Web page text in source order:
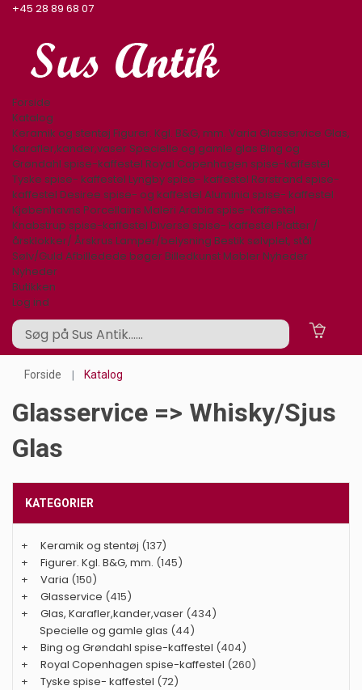
+45 28 89 68 07
Forside
Katalog
Keramik og stentøj Figurer. Kgl. B&G, mm. Varia Glasservice Glas,
Karafler,kander,vaser Specielle og gamle glas Bing og
Grøndahl spise-kaffestel Royal Copenhagen spise-kaffestel
Tyske spise- kaffestel Lyngby spise- kaffestel Rørstrand spise-
kaffestel Desiree spise- og kaffestel Aluminia spise- kaffestel
Kjøbenhavns Porcellains Maleri Arabia spise-kaffestel
Knabstrup spise-kaffestel Diverse spise- kaffestel Platter /
årsklokker/ Årskrus Lamper/belysning Bestik sølvplet, stål
Sølv/Guld Afbilledede bøger Billedkunst Møbler Nyheder
Nyheder
Butikken
Log ind
Forside Katalog
Glasservice => Whisky/sjus
Glas
KATEGORIER
+ Keramik og stentøj (137)
+
Figurer. Kgl. B&G, mm. (145)
+
Varia (150)
+
Glasservice (415)
+
Glas, Karafler,kander,vaser (434)
Specielle og gamle glas (44)
+
Bing og Grøndahl spise-kaffestel (404)
+
Royal Copenhagen spise-kaffestel (260)
+
Tyske spise- kaffestel (72)